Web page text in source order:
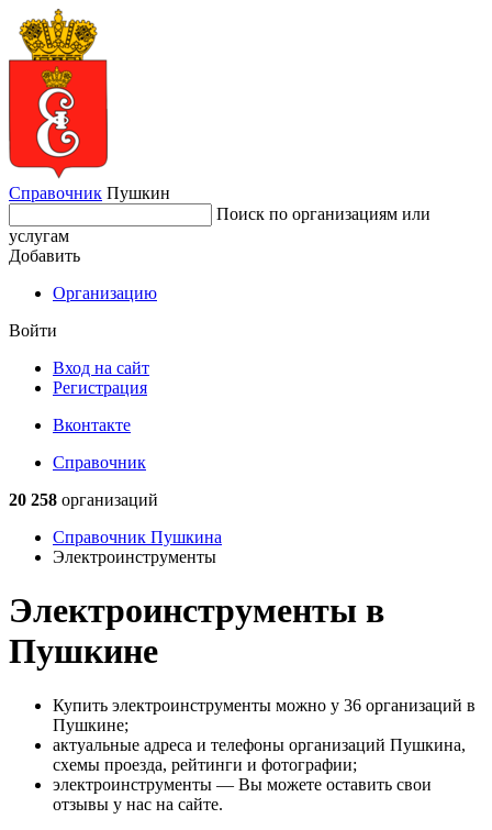
Справочник Пушкин
Поиск по организациям или
услугам
Добавить
Организацию
Войти
Вход на сайт
Регистрация
Вконтакте
Справочник
20 258 организаций
Справочник Пушкина
Электроинструменты
Электроинструменты в
Пушкине
Купить электроинструменты можно у 36 организаций в
Пушкине;
актуальные адреса и телефоны организаций Пушкина,
схемы проезда, рейтинги и фотографии;
электроинструменты — Вы можете оставить свои
отзывы у нас на сайте.